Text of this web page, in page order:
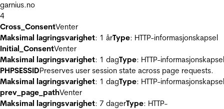
garnius.no
4
Cross_ConsentVenter
Maksimal lagringsvarighet: 1 årType: HTTP-informasjonskapsel
Initial_ConsentVenter
Maksimal lagringsvarighet: 1 dagType: HTTP-informasjonskapsel
PHPSESSIDPreserves user session state across page requests.
Maksimal lagringsvarighet: 1 dagType: HTTP-informasjonskapsel
prev_page_pathVenter
Maksimal lagringsvarighet: 7 dagerType: HTTP-